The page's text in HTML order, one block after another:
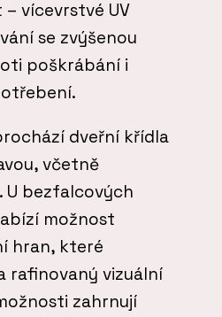
vícevrstvé UV
se zvýšenou
poškrábání i
dveřní křídla
včetně
U bezfalcových
možnost
hran, které
rafinovaný vizuální
zahrnují